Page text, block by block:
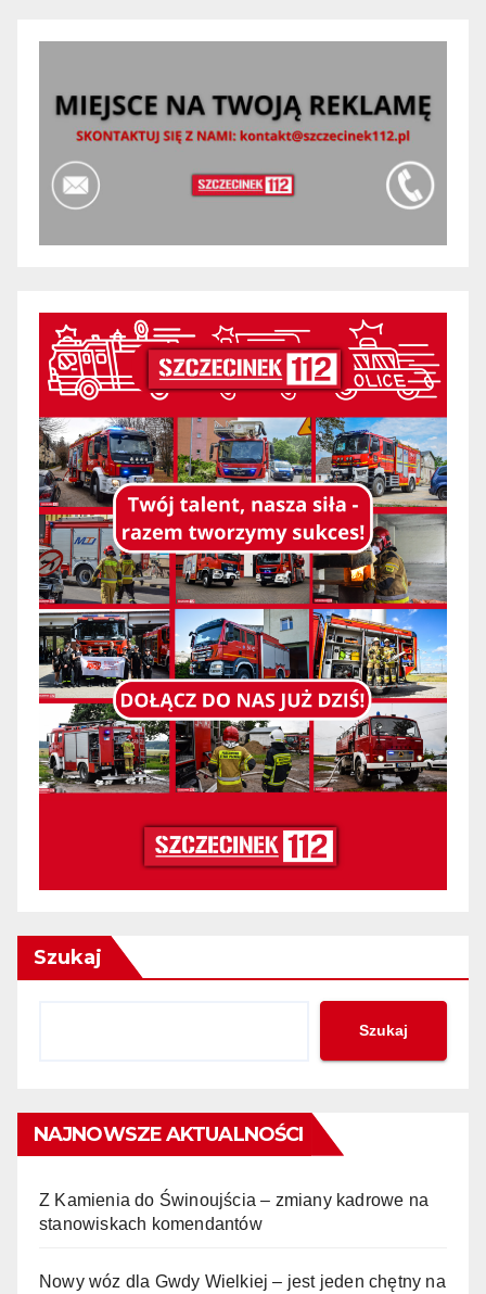
Szukaj
Szukaj
NAJNOWSZE AKTUALNOŚCI
Z Kamienia do Świnoujścia – zmiany kadrowe na
stanowiskach komendantów
Nowy wóz dla Gwdy Wielkiej – jest jeden chętny na